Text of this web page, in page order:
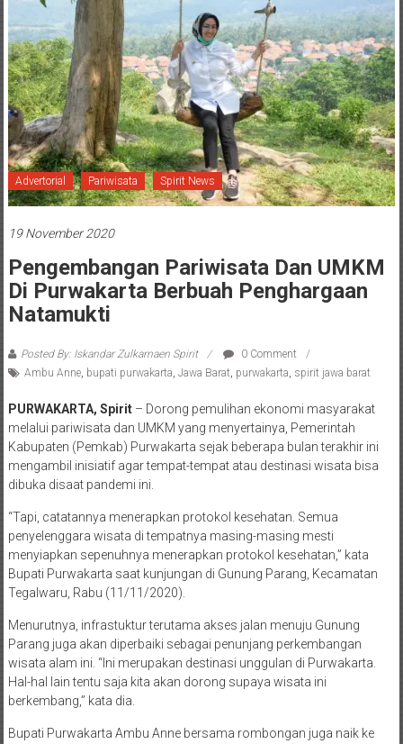
Advertorial Pariwisata Spirit News
19 November 2020
Pengembangan Pariwisata Dan UMKM
Di Purwakarta Berbuah Penghargaan
Natamukti
Posted By: Iskandar Zulkarnaen Spirit
0 Comment
Ambu Anne, bupati purwakarta, Jawa Barat, purwakarta, spirit jawa barat
PURWAKARTA, Spirit– Dorong pemulihan ekonomi masyarakat
melalui pariwisata dan UMKM yang menyertainya, Pemerintah
Kabupaten (Pemkab) Purwakarta sejak beberapa bulan terakhir ini
mengambil inisiatif agar tempat-tempat atau destinasi wisata bisa
dibuka disaat pandemi ini.
“Tapi, catatannya menerapkan protokol kesehatan. Semua
penyelenggara wisata di tempatnya masing-masing mesti
menyiapkan sepenuhnya menerapkan protokol kesehatan,” kata
Bupati Purwakarta saat kunjungan di Gunung Parang, Kecamatan
Tegalwaru, Rabu (11/11/2020).
Menurutnya, infrastuktur terutama akses jalan menuju Gunung
Parang juga akan diperbaiki sebagai penunjang perkembangan
wisata alam ini. “Ini merupakan destinasi unggulan di Purwakarta.
Hal-hal lain tentu saja kita akan dorong supaya wisata ini
berkembang,” kata dia.
Bupati Purwakarta Ambu Anne bersama rombongan juga naik ke